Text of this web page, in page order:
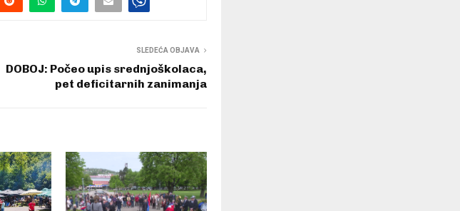
SLEDEĆA OBJAVA
DOBOJ: Počeo upis srednjoškolaca,
pet deficitarnih zanimanja